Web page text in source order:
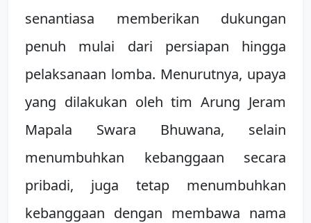
senantiasa memberikan dukungan
penuh mulai dari persiapan hingga
pelaksanaan lomba. Menurutnya, upaya
yang dilakukan oleh tim Arung Jeram
Mapala Swara Bhuwana, selain
menumbuhkan kebanggaan secara
pribadi, juga tetap menumbuhkan
kebanggaan dengan membawa nama